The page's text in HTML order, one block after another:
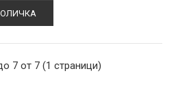
7 от 7 (1 страници)